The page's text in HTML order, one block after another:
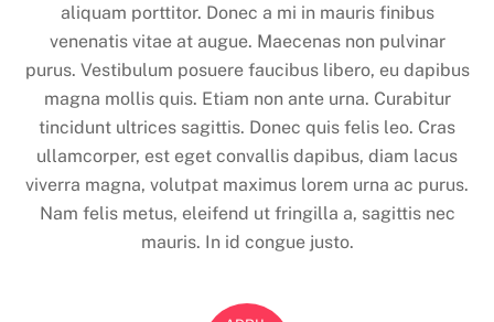
aliquam porttitor. Donec a mi in mauris finibus
venenatis vitae at augue. Maecenas non pulvinar
purus. Vestibulum posuere faucibus libero, eu dapibus
magna mollis quis. Etiam non ante urna. Curabitur
tincidunt ultrices sagittis. Donec quis felis leo. Cras
ullamcorper, est eget convallis dapibus, diam lacus
viverra magna, volutpat maximus lorem urna ac purus.
Nam felis metus, eleifend ut fringilla a, sagittis nec
mauris. In id congue justo.